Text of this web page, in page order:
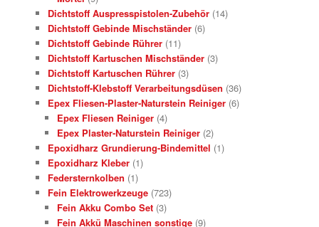
Dichtstoff Auspresspistolen-Zubehör (14)
Dichtstoff Gebinde Mischständer (6)
Dichtstoff Gebinde Rührer (11)
Dichtstoff Kartuschen Mischständer (3)
Dichtstoff Kartuschen Rührer (3)
Dichtstoff-Klebstoff Verarbeitungsdüsen (36)
Epex Fliesen-Plaster-Naturstein Reiniger (6)
Epex Fliesen Reiniger (4)
Epex Plaster-Naturstein Reiniger (2)
Epoxidharz Grundierung-Bindemittel (1)
Epoxidharz Kleber (1)
Federsternkolben (1)
Fein Elektrowerkzeuge (723)
Fein Akku Combo Set (3)
Fein Akkü Maschinen sonstige (9)